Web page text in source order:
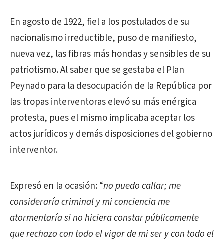
En agosto de 1922, fiel a los postulados de su
nacionalismo irreductible, puso de manifiesto,
nueva vez, las fibras más hondas y sensibles de su
patriotismo. Al saber que se gestaba el Plan
Peynado para la desocupación de la República por
las tropas interventoras elevó su más enérgica
protesta, pues el mismo implicaba aceptar los
actos jurídicos y demás disposiciones del gobierno
interventor.
Expresó en la ocasión: “no puedo callar; me
consideraría criminal y mi conciencia me
atormentaría si no hiciera constar públicamente
que rechazo con todo el vigor de mi ser y con todo el